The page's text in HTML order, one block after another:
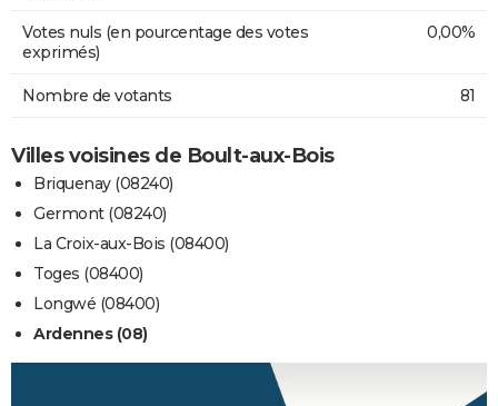
Votes nuls (en pourcentage des votes
exprimés)
0,00%
Nombre de votants 81
Villes voisines de Boult-aux-Bois
Briquenay (08240)
Germont (08240)
La Croix-aux-Bois (08400)
Toges (08400)
Longwé (08400)
Ardennes (08)